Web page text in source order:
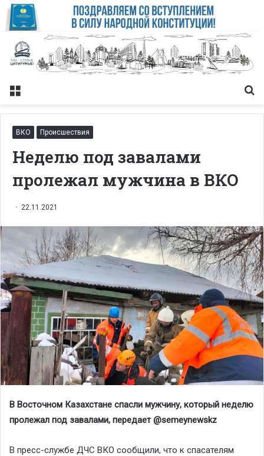
Меню
ВКО Происшествия
Неделю под завалами
пролежал мужчина в ВКО
22.11.2021
В Восточном Казахстане спасли мужчину, который неделю
пролежал под завалами, передает @semeynewskz
В пресс-службе ДЧС ВКО сообщили, что к спасателям